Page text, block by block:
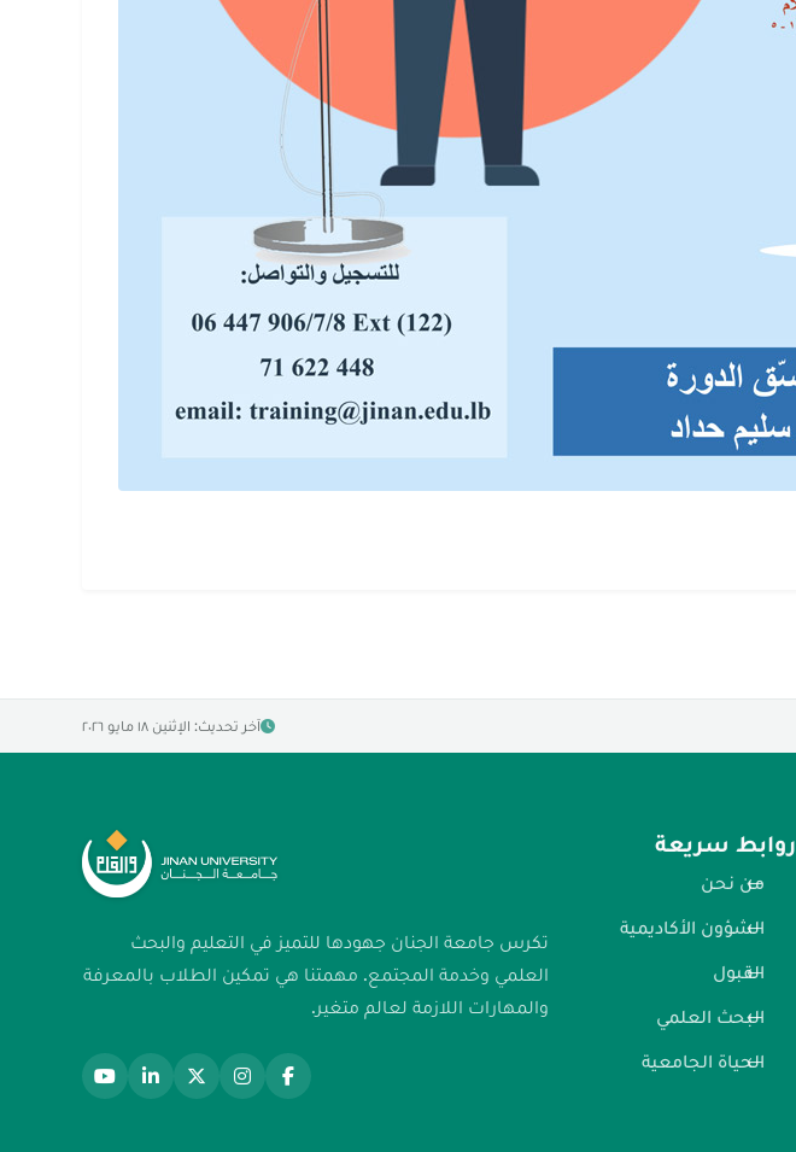
آخر تحديث: الإثنين ١٨ مايو ٢٠٢٦
تكرس جامعة الجنان جهودها للتميز في التعليم والبحث
العلمي وخدمة المجتمع. مهمتنا هي تمكين الطلاب بالمعرفة
والمهارات اللازمة لعالم متغير.
روابط سريعة
من نحن
الشؤون الأكاديمية
القبول
البحث العلمي
الحياة الجامعية